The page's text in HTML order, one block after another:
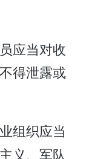
应当对收
得泄露或
组织应当
义、军队